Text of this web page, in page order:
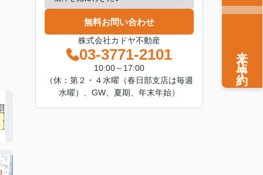
無料お問い合わせ
株式会社カドヤ不動産
03-3771-2101
10:00～17:00
（休：第２・４水曜（春日部支店は毎週
水曜）、GW、夏期、年末年始）
来店予約